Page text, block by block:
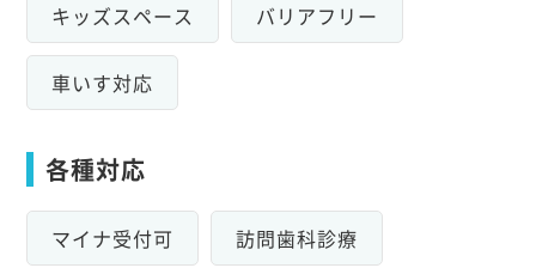
キッズスペース バリアフリー
車いす対応
各種対応
マイナ受付可 訪問歯科診療